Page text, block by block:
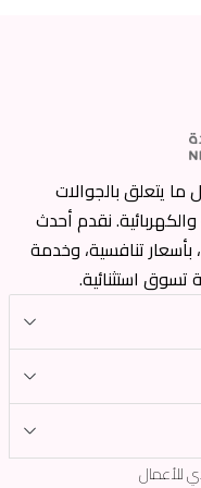
يتعلق بالجوالات
نقدم أحدث
بأسعار تنافسية، وخدمة
تسوق استثنائية.
للأعمال